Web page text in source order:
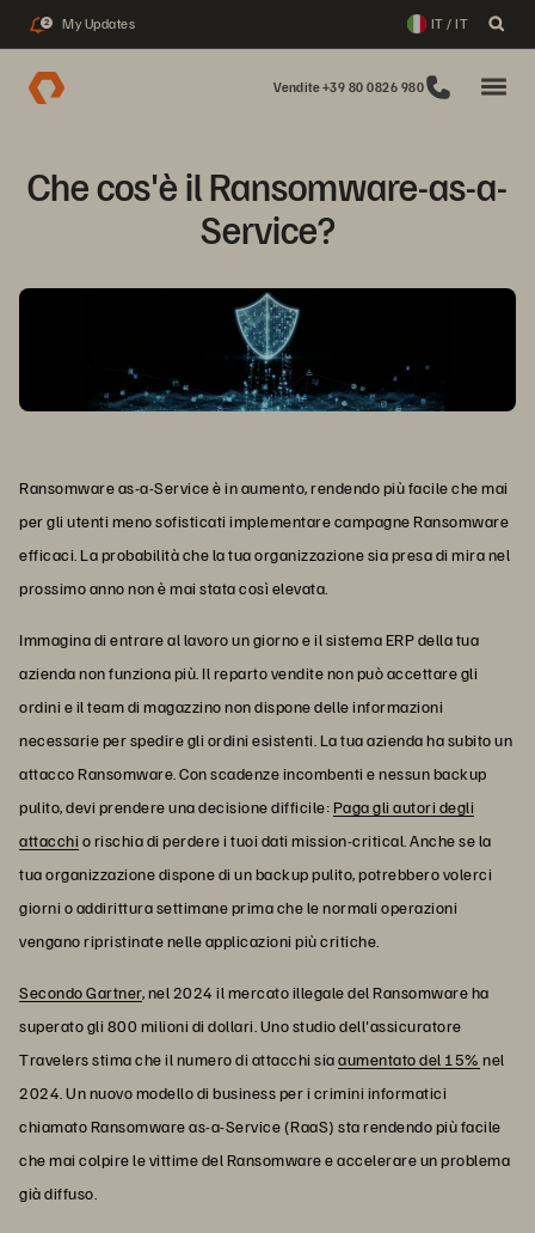
2 My Updates IT / IT
Vendite +39 80 0826 980
Che cos'è il Ransomware-as-a-
Service?
Ransomware as-a-Service è in aumento, rendendo più facile che mai
per gli utenti meno sofisticati implementare campagne Ransomware
efficaci. La probabilità che la tua organizzazione sia presa di mira nel
prossimo anno non è mai stata così elevata.
Immagina di entrare al lavoro un giorno e il sistema ERP della tua
azienda non funziona più. Il reparto vendite non può accettare gli
ordini e il team di magazzino non dispone delle informazioni
necessarie per spedire gli ordini esistenti. La tua azienda ha subito un
attacco Ransomware. Con scadenze incombenti e nessun backup
pulito, devi prendere una decisione difficile:Paga gli autori degli
attacchi o rischia di perdere i tuoi dati mission-critical. Anche se la
tua organizzazione dispone di un backup pulito, potrebbero volerci
giorni o addirittura settimane prima che le normali operazioni
vengano ripristinate nelle applicazioni più critiche.
Secondo Gartner, nel 2024 il mercato illegale del Ransomware ha
superato gli 800 milioni di dollari. Uno studio dell'assicuratore
Travelers stima che il numero di attacchi siaaumentato del 15% nel
2024. Un nuovo modello di business per i crimini informatici
chiamato Ransomware as-a-Service (RaaS) sta rendendo più facile
che mai colpire le vittime del Ransomware e accelerare un problema
già diffuso.